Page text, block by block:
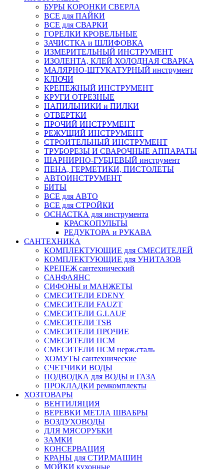
БУРЫ КОРОНКИ СВЕРЛА
ВСЕ для ПАЙКИ
ВСЕ для СВАРКИ
ГОРЕЛКИ КРОВЕЛЬНЫЕ
ЗАЧИСТКА и ШЛИФОВКА
ИЗМЕРИТЕЛЬНЫЙ ИНСТРУМЕНТ
ИЗОЛЕНТА, КЛЕЙ ХОЛОДНАЯ СВАРКА
МАЛЯРНО-ШТУКАТУРНЫЙ инструмент
КЛЮЧИ
КРЕПЕЖНЫЙ ИНСТРУМЕНТ
КРУГИ ОТРЕЗНЫЕ
НАПИЛЬНИКИ и ПИЛКИ
ОТВЕРТКИ
ПРОЧИЙ ИНСТРУМЕНТ
РЕЖУЩИЙ ИНСТРУМЕНТ
СТРОИТЕЛЬНЫЙ ИНСТРУМЕНТ
ТРУБОРЕЗЫ И СВАРОЧНЫЕ АППАРАТЫ
ШАРНИРНО-ГУБЦЕВЫЙ инструмент
ПЕНА, ГЕРМЕТИКИ, ПИСТОЛЕТЫ
АВТОИНСТРУМЕНТ
БИТЫ
ВСЕ для АВТО
ВСЕ для СТРОЙКИ
ОСНАСТКА для инструмента
КРАСКОПУЛЬТЫ
РЕДУКТОРА и РУКАВА
САНТЕХНИКА
КОМПЛЕКТУЮЩИЕ для СМЕСИТЕЛЕЙ
КОМПЛЕКТУЮЩИЕ для УНИТАЗОВ
КРЕПЕЖ сантехнический
САНФАЯНС
СИФОНЫ и МАНЖЕТЫ
СМЕСИТЕЛИ EDENY
СМЕСИТЕЛИ FAUZT
СМЕСИТЕЛИ G.LAUF
СМЕСИТЕЛИ TSB
СМЕСИТЕЛИ ПРОЧИЕ
СМЕСИТЕЛИ ПСМ
СМЕСИТЕЛИ ПСМ нерж.сталь
ХОМУТЫ сантехнические
СЧЕТЧИКИ ВОДЫ
ПОДВОДКА для ВОДЫ и ГАЗА
ПРОКЛАДКИ ремкомплекты
ХОЗТОВАРЫ
ВЕНТИЛЯЦИЯ
ВЕРЕВКИ МЕТЛА ШВАБРЫ
ВОЗДУХОВОДЫ
ДЛЯ МЯСОРУБКИ
ЗАМКИ
КОНСЕРВАЦИЯ
КРАНЫ для СТИР.МАШИН
МОЙКИ кухонные